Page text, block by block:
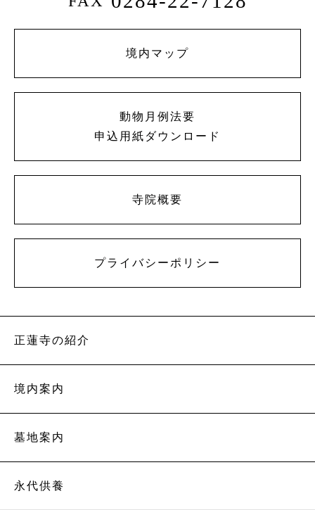
境内マップ
動物月例法要
申込用紙ダウンロード
寺院概要
プライバシーポリシー
正蓮寺の紹介
境内案内
墓地案内
永代供養